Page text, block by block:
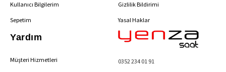
Kullanıcı Bilgilerim
Sepetim
Gizlilik Bildirimi
Yasal Haklar
Yardım
Müşteri Hizmetleri 0352 234 01 91